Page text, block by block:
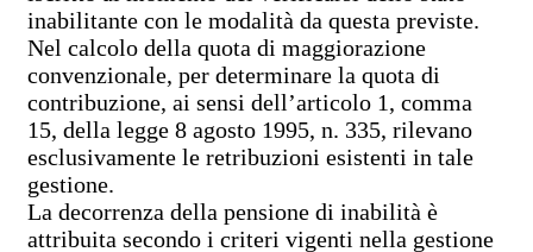
inabilitante con le modalità da questa previste.
Nel calcolo della quota di maggiorazione
convenzionale, per determinare la quota di
contribuzione, ai sensi dell’articolo 1, comma
15, della legge 8 agosto 1995, n. 335, rilevano
esclusivamente le retribuzioni esistenti in tale
gestione.
La decorrenza della pensione di inabilità è
attribuita secondo i criteri vigenti nella gestione